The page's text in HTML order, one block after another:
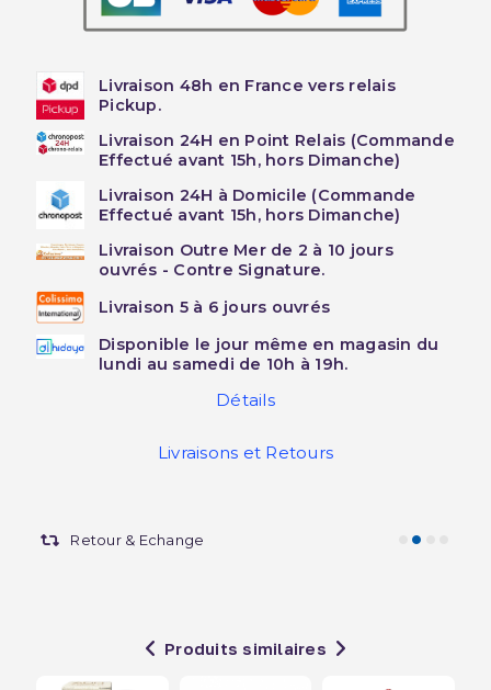
Livraison 48h en France vers relais
Pickup.
Livraison 24H en Point Relais (Commande
Effectué avant 15h, hors Dimanche)
Livraison 24H à Domicile (Commande
Effectué avant 15h, hors Dimanche)
Livraison Outre Mer de 2 à 10 jours
ouvrés - Contre Signature.
Livraison 5 à 6 jours ouvrés
Disponible le jour même en magasin du
lundi au samedi de 10h à 19h.
Détails
Livraisons et Retours
Retour & Echange
Produits similaires